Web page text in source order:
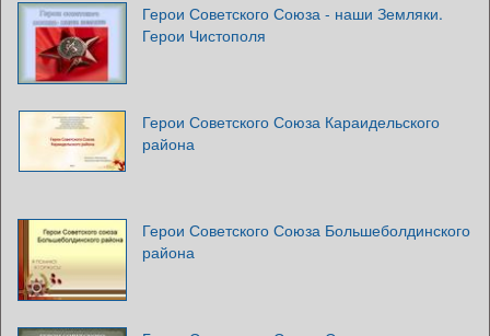
Герои Советского Союза - наши Земляки.
Герои Чистополя
Герои Советского Союза Караидельского
района
Герои Советского Союза Большеболдинского
района